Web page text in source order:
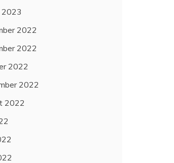
2023
2022
2022
2022
2022
2022